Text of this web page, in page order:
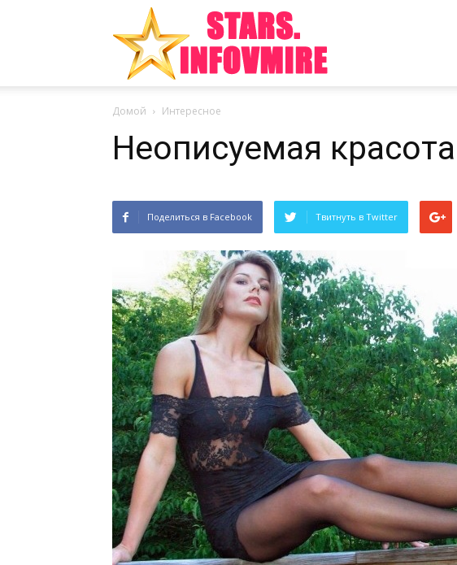
из
мира
Шоу-
Бизнеса
Домой Интересное
Неописуемая красота
Поделиться в Facebook Твитнуть в Twitter